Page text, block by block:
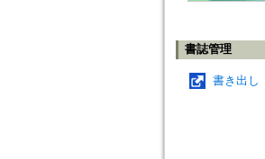
書誌管理
書き出し